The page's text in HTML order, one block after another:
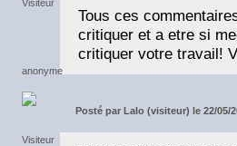
Tous ces
critiquer et a etre si
critiquer votre travail!
Posté par Lalo (visiteur) le 22/05/